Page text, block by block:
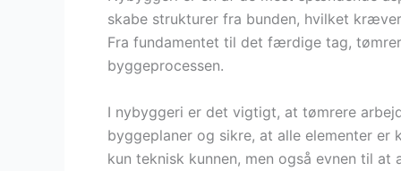
skabe strukturer fra bunden, hvilket
Fra fundamentet til det færdige tag,
byggeprocessen.
I nybyggeri er det vigtigt, at tømrere
byggeplaner og sikre, at alle elementer
kun teknisk kunnen, men også evnen til